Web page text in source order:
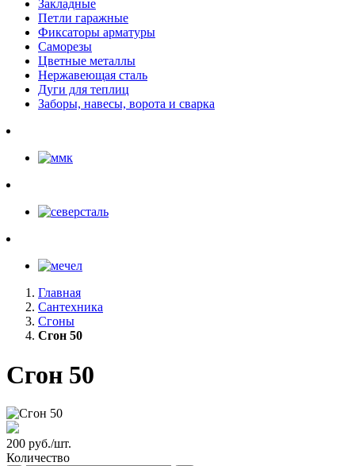
Закладные
Петли гаражные
Фиксаторы арматуры
Саморезы
Цветные металлы
Нержавеющая сталь
Дуги для теплиц
Заборы, навесы, ворота и сварка
Главная
Сантехника
Сгоны
Сгон 50
Сгон 50
200 руб./шт.
Количество